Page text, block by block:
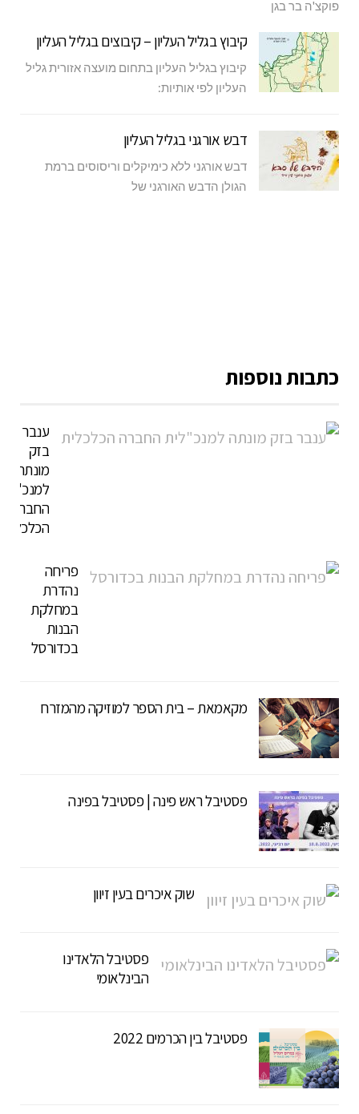
פוקצ'ה בר בגן
קיבוץ בגליל העליון – קיבוצים בגליל העליון
קיבוץ בגליל העליון בתחום מועצה אזורית גליל
העליון לפי אותיות:
דבש אורגני בגליל העליון
דבש אורגני ללא כימיקלים וריסוסים ברמת
הגולן הדבש האורגני של
כתבות נוספות
ענבר
בזק
מונתה
החברה
הכלכלית
פריחה
נהדרת
במחלקת
הבנות
בכדורסל
מקאמאת – בית הספר למוזיקה מהמזרח
פסטיבל ראש פינה | פסטיבל בפינה
שוק איכרים בעין זיוון
פסטיבל הלאדינו
הבינלאומי
פסטיבל בין הכרמים 2022